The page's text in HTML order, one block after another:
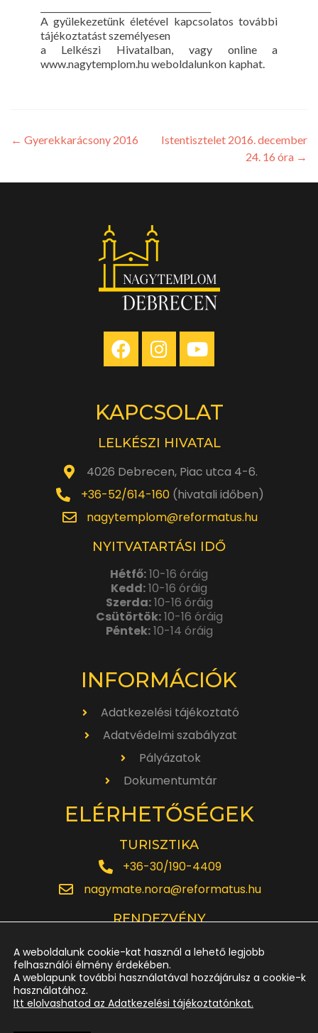
A gyülekezetünk életével kapcsolatos további
tájékoztatást személyesen
a Lelkészi Hivatalban, vagy online a
www.nagytemplom.hu weboldalunkon kaphat.
← Gyerekkarácsony 2016
Istentisztelet 2016. december
24. 16 óra →
KAPCSOLAT
LELKÉSZI HIVATAL
4026 Debrecen, Piac utca 4-6.
+36-52/614-160(hivatali időben)
nagytemplom@reformatus.hu
NYITVATARTÁSI IDŐ
Hétfő:10-16 óráig
Kedd:10-16 óráig
Szerda:10-16 óráig
Csütörtök:10-16 óráig
Péntek:10-14 óráig
INFORMÁCIÓK
Adatkezelési tájékoztató
Adatvédelmi szabályzat
Pályázatok
Dokumentumtár
ELÉRHETŐSÉGEK
TURISZTIKA
+36-30/190-4409
nagymate.nora@reformatus.hu
RENDEZVÉNY
rendezveny.nagytemplom@reformatus.hu
+36-52/614-185
A weboldalunk cookie-kat használ a lehető legjobb
felhasználói élmény érdekében.
A weblapunk további használatával hozzájárulsz a cookie-k
használatához.
Itt elolvashatod az Adatkezelési tájékoztatónkat.